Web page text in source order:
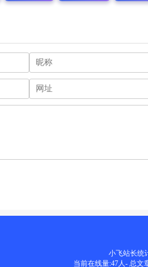
小飞站长统
当前在线量:47 人 - 总文